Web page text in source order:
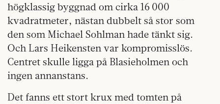
högklassig byggnad om cirka 16 000
kvadratmeter, nästan dubbelt så stor som
den som Michael Sohlman hade tänkt sig.
Och Lars Heikensten var kompromisslös.
Centret skulle ligga på Blasieholmen och
ingen annanstans.
Det fanns ett stort krux med tomten på